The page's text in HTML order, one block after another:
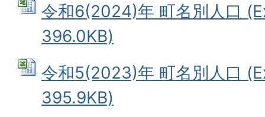
令和6(2024)年 町名別人口
396.0KB)
令和5(2023)年 町名別人口
395.9KB)